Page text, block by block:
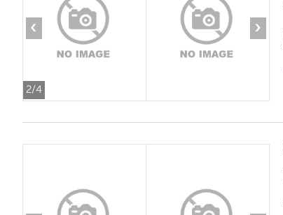
2/4
‹ ›